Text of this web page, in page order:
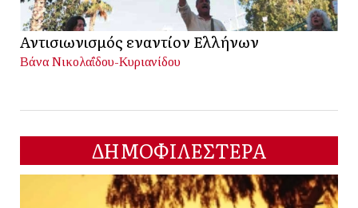
Αντισιωνισμός εναντίον Ελλήνων
Βάνα Νικολαΐδου-Κυριανίδου
ΔΗΜΟΦΙΛΕΣΤΕΡΑ